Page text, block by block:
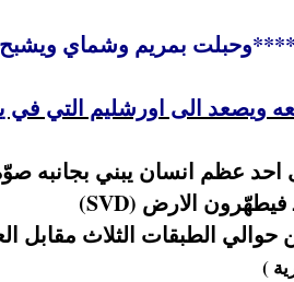
SVD
)
والاساطين حوالي الطبقات
)